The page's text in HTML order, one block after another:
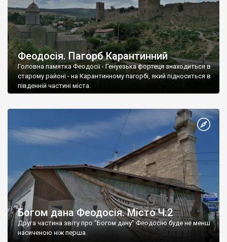
Феодосія. Пагорб Карантинний
Головна памятка Феодосії - Генуезька фортеця знаходиться в
старому районі - на Карантинному пагорбі, який підноситься в
південній частині міста.
Богом дана Феодосія. Місто Ч.2
Друга частина звіту про "Богом дану" Феодосію буде не менш
насиченою ніж перша.